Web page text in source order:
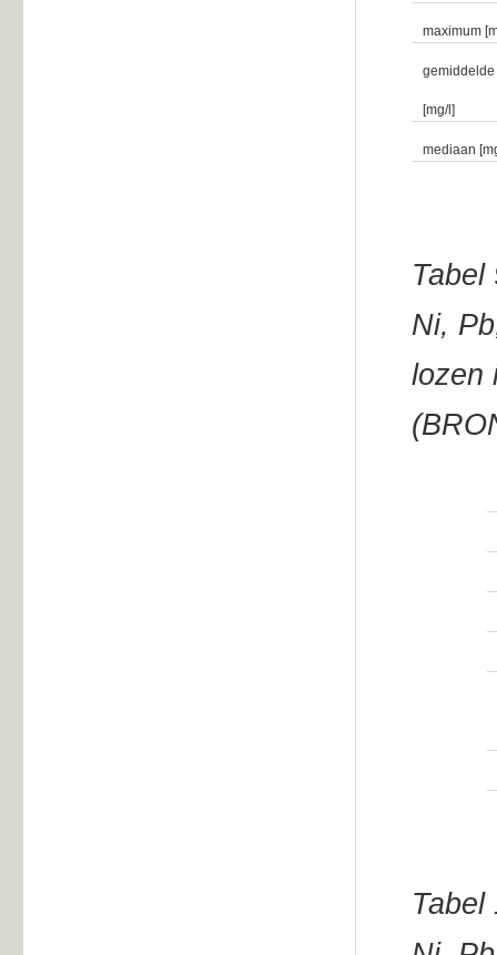
maximum
gemiddelde
[mg/l]
mediaan
Tabel
Ni,
lozen
Tabel